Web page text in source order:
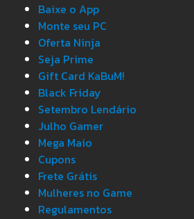
Baixe o App
Monte seu PC
Oferta Ninja
Seja Prime
Gift Card KaBuM!
Black Friday
Setembro Lendário
Julho Gamer
Mega Maio
Cupons
Frete Grátis
Mulheres no Game
Regulamentos